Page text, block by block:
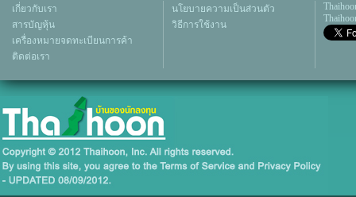
เกี่ยวกับเรา
สารบัญหุ้น
เครื่องหมายจดทะเบียนการค้า
ติดต่อเรา
นโยบายความเป็นส่วนตัว
วิธีการใช้งาน